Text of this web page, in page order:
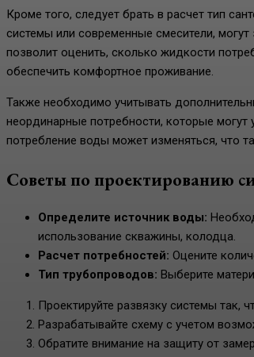
Кроме того, следует брать в расчет тип
системы или современные смесители,
позволит оценить, сколько жидкости
обеспечить комфортное проживание.
Также необходимо учитывать
неординарные потребности, которые
потребление воды может изменяться, что
Советы по проектированию
Определите источник воды:
использование скважины, колодца.
Расчет потребностей: Оцените
Тип трубопроводов: Выберите
Проектируйте развязку системы так,
Разрабатывайте схему с учетом
Обратите внимание на защиту от